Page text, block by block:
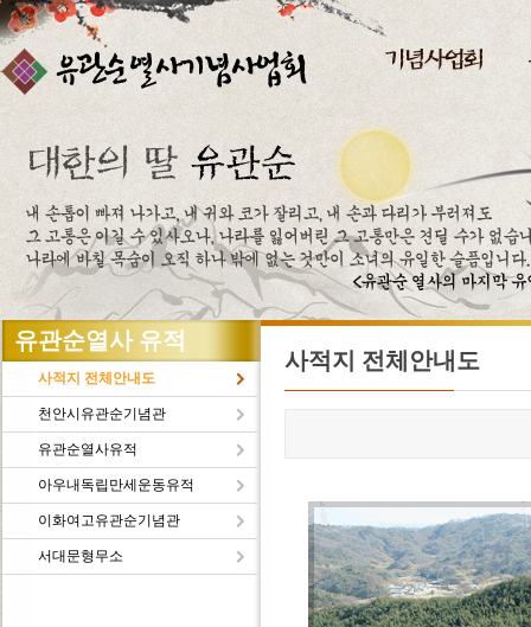
주메뉴바로가기
본문바로가기
유관순열사 유적
사적지 전체안내도
천안시유관순기념관
유관순열사유적
아우내독립만세운동유적
이화여고유관순기념관
서대문형무소
사적지 전체안내도